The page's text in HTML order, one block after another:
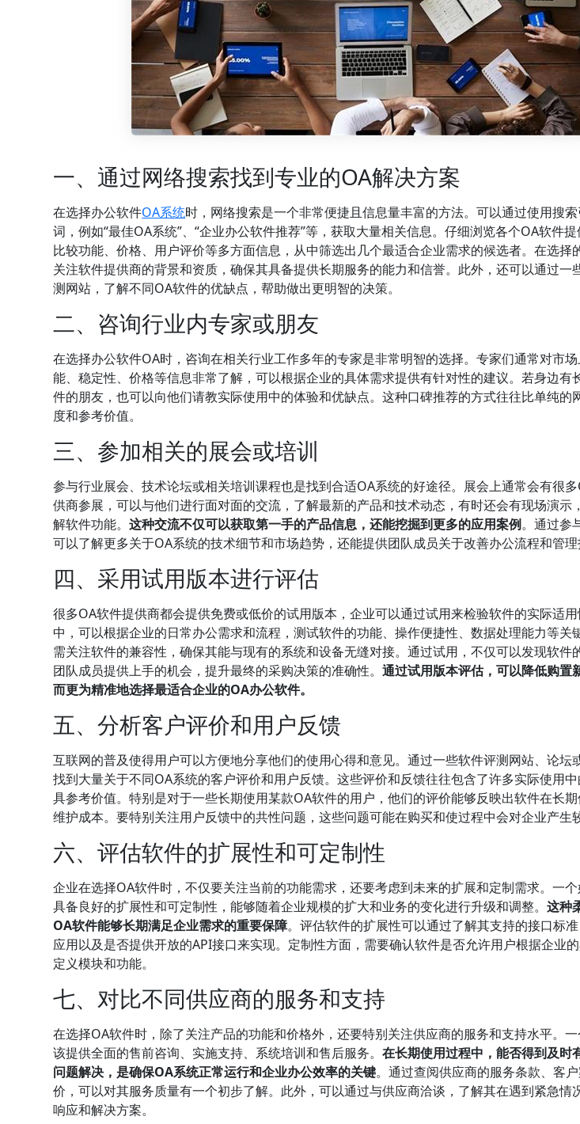
一、通过网络搜索找到专业的OA解决方案
在选择办公软件OA系统时，网络搜索是一个非常便捷且信息量丰富的方法。可以通过使用搜
词，例如“最佳OA系统”、“企业办公软件推荐”等，获取大量相关信息。仔细浏览各个OA软件
比较功能、价格、用户评价等多方面信息，从中筛选出几个最适合企业需求的候选者。在选择
关注软件提供商的背景和资质，确保其具备提供长期服务的能力和信誉。此外，还可以通过一
测网站，了解不同OA软件的优缺点，帮助做出更明智的决策。
二、咨询行业内专家或朋友
在选择办公软件OA时，咨询在相关行业工作多年的专家是非常明智的选择。专家们通常对市
能、稳定性、价格等信息非常了解，可以根据企业的具体需求提供有针对性的建议。若身边有
件的朋友，也可以向他们请教实际使用中的体验和优缺点。这种口碑推荐的方式往往比单纯的
度和参考价值。
三、参加相关的展会或培训
参与行业展会、技术论坛或相关培训课程也是找到合适OA系统的好途径。展会上通常会有很
供商参展，可以与他们进行面对面的交流，了解最新的产品和技术动态，有时还会有现场演示
解软件功能。这种交流不仅可以获取第一手的产品信息，还能挖掘到更多的应用案例。通过参
可以了解更多关于OA系统的技术细节和市场趋势，还能提供团队成员关于改善办公流程和管理
四、采用试用版本进行评估
很多OA软件提供商都会提供免费或低价的试用版本，企业可以通过试用来检验软件的实际适
中，可以根据企业的日常办公需求和流程，测试软件的功能、操作便捷性、数据处理能力等关
需关注软件的兼容性，确保其能与现有的系统和设备无缝对接。通过试用，不仅可以发现软件
团队成员提供上手的机会，提升最终的采购决策的准确性。通过试用版本评估，可以降低购置
而更为精准地选择最适合企业的OA办公软件。
五、分析客户评价和用户反馈
互联网的普及使得用户可以方便地分享他们的使用心得和意见。通过一些软件评测网站、论坛
找到大量关于不同OA系统的客户评价和用户反馈。这些评价和反馈往往包含了许多实际使用
具参考价值。特别是对于一些长期使用某款OA软件的用户，他们的评价能够反映出软件在长
维护成本。要特别关注用户反馈中的共性问题，这些问题可能在购买和使过程中会对企业产生
六、评估软件的扩展性和可定制性
企业在选择OA软件时，不仅要关注当前的功能需求，还要考虑到未来的扩展和定制需求。一
具备良好的扩展性和可定制性，能够随着企业规模的扩大和业务的变化进行升级和调整。这种
OA软件能够长期满足企业需求的重要保障。评估软件的扩展性可以通过了解其支持的接口标
应用以及是否提供开放的API接口来实现。定制性方面，需要确认软件是否允许用户根据企业
定义模块和功能。
七、对比不同供应商的服务和支持
在选择OA软件时，除了关注产品的功能和价格外，还要特别关注供应商的服务和支持水平。
该提供全面的售前咨询、实施支持、系统培训和售后服务。在长期使用过程中，能否得到及时
问题解决，是确保OA系统正常运行和企业办公效率的关键。通过查阅供应商的服务条款、客
价，可以对其服务质量有一个初步了解。此外，可以通过与供应商洽谈，了解其在遇到紧急情
响应和解决方案。